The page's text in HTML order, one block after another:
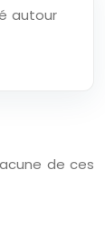
autour
de ces